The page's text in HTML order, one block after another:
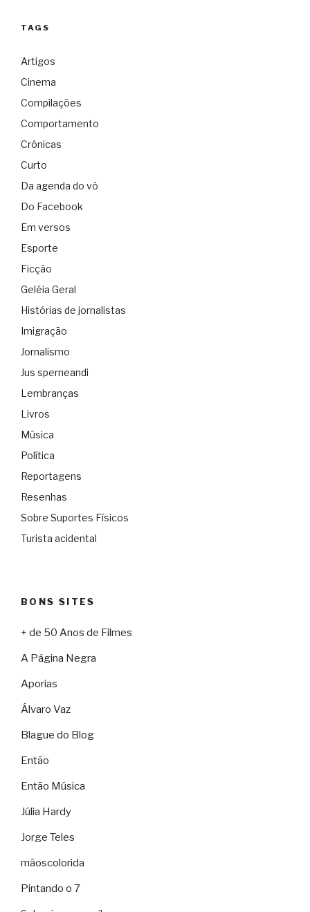
TAGS
Artigos
Cinema
Compilações
Comportamento
Crônicas
Curto
Da agenda do vô
Do Facebook
Em versos
Esporte
Ficção
Geléia Geral
Histórias de jornalistas
Imigração
Jornalismo
Jus sperneandi
Lembranças
Livros
Música
Política
Reportagens
Resenhas
Sobre Suportes Físicos
Turista acidental
BONS SITES
+ de 50 Anos de Filmes
A Página Negra
Aporias
Álvaro Vaz
Blague do Blog
Então
Então Música
Júlia Hardy
Jorge Teles
mãoscolorida
Pintando o 7